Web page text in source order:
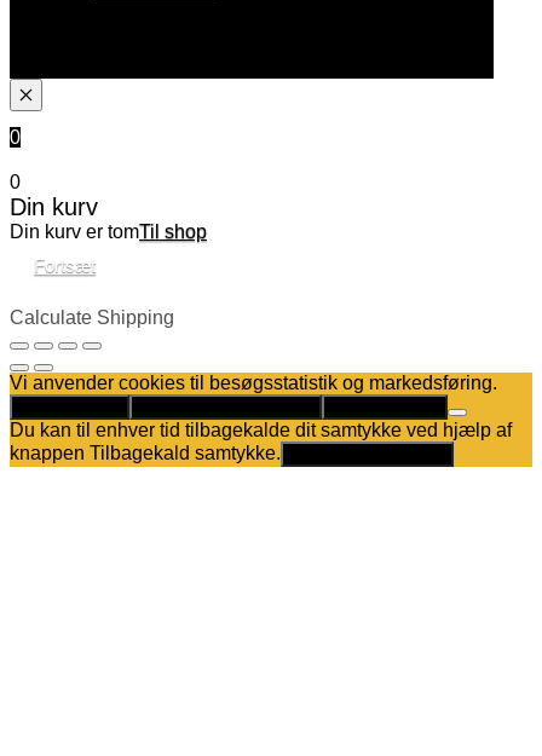
0
0
Din kurv
Din kurv er tomTil shop
Fortsæt
Calculate Shipping
Vi anvender cookies til besøgsstatistik og markedsføring.
Du kan til enhver tid tilbagekalde dit samtykke ved hjælp af
knappen Tilbagekald samtykke.